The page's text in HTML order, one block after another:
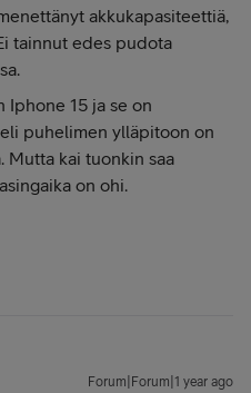
akkukapasiteettiä,
tainnut edes pudota
15 ja se on
puhelimen ylläpitoon on
Mutta kai tuonkin saa
on ohi.
Forum|Forum|1 year ago